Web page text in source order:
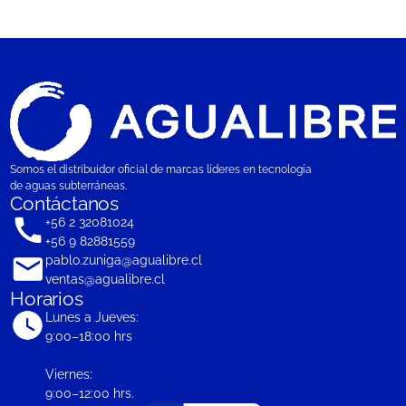
Somos el distribuidor oficial de marcas líderes en tecnología
de aguas subterráneas.
Contáctanos
+56 2 32081024
+56 9 82881559
pablo.zuniga@agualibre.cl
ventas@agualibre.cl
Horarios
Lunes a Jueves:
9:00–18:00 hrs
Viernes:
9:00–12:00 hrs.